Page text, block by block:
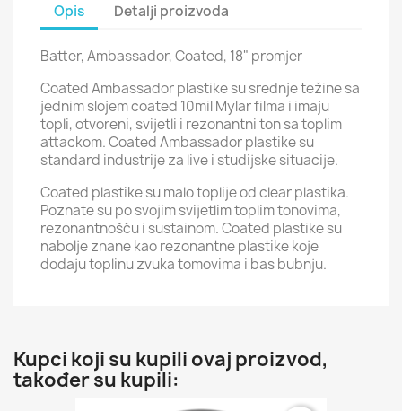
Opis Detalji proizvoda
Batter, Ambassador, Coated, 18" promjer
Coated Ambassador plastike su srednje težine sa
jednim slojem coated 10mil Mylar filma i imaju
topli, otvoreni, svijetli i rezonantni ton sa toplim
attackom. Coated Ambassador plastike su
standard industrije za live i studijske situacije.
Coated plastike su malo toplije od clear plastika.
Poznate su po svojim svijetlim toplim tonovima,
rezonantnošću i sustainom. Coated plastike su
nabolje znane kao rezonantne plastike koje
dodaju toplinu zvuka tomovima i bas bubnju.
Kupci koji su kupili ovaj proizvod,
također su kupili: